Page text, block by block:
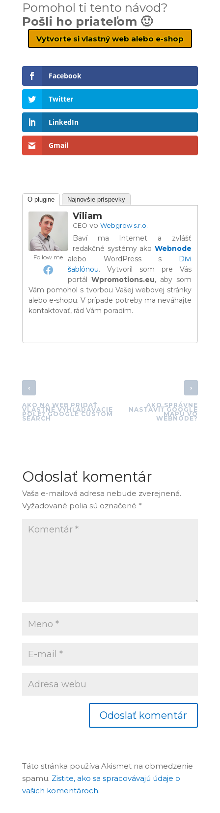
Pomohol ti tento návod?
Pošli ho priateľom 🙂
Vytvorte si vlastný web alebo e-shop
Facebook
Twitter
LinkedIn
Gmail
O plugine Najnovšie príspevky
Follow me
Viliam
CEO vo Webgrow s.r.o.
Baví ma Internet a zvlášť
redakčné systémy akoWebnode
alebo WordPress s
Divi
šablónou. Vytvoril som pre Vás
portál Wpromotions.eu, aby som
Vám pomohol s tvorbou Vašej webovej stránky
alebo e-shopu. V prípade potreby ma neváhajte
kontaktovať, rád Vám poradím.
‹
AKO NA WEB PRIDAŤ
VLASTNÉ VYHĽADÁVACIE
POLE? GOOGLE CUSTOM
SEARCH
›
AKO SPRÁVNE
NASTAVIŤ GOOGLE
MAPU VO
WEBNODE?
Odoslať komentár
Vaša e-mailová adresa nebude zverejnená.
Vyžadované polia sú označené *
Táto stránka používa Akismet na obmedzenie
spamu. Zistite, ako sa spracovávajú údaje o
vašich komentároch.